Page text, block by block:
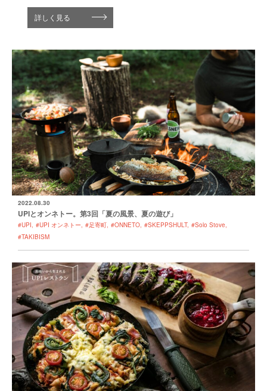
詳しく見る
2022.08.30
UPIとオンネトー。第3回「夏の風景、夏の遊び」
#UPI #UPI オンネトー #足寄町 #ONNETO #SKEPPSHULT #Solo Stove
#TAKIBISM